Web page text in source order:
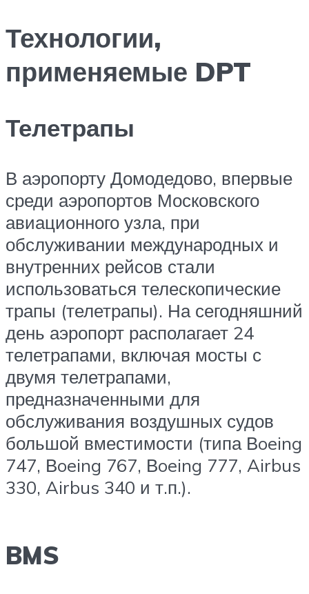
Технологии,
применяемые DPT
Телетрапы
В аэропорту Домодедово, впервые
среди аэропортов Московского
авиационного узла, при
обслуживании международных и
внутренних рейсов стали
использоваться телескопические
трапы (телетрапы). На сегодняшний
день аэропорт располагает 24
телетрапами, включая мосты с
двумя телетрапами,
предназначенными для
обслуживания воздушных судов
большой вместимости (типа Вoeing
747, Вoeing 767, Вoeing 777, Airbus
330, Airbus 340 и т.п.).
BMS